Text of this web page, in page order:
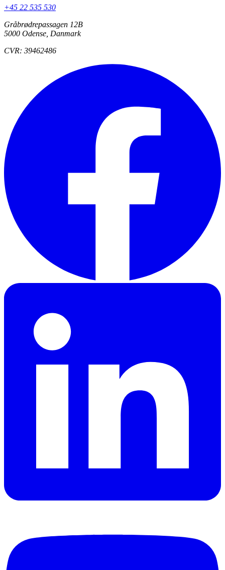
+45 22 535 530
Gråbrødrepassagen 12B
5000 Odense, Danmark
CVR: 39462486